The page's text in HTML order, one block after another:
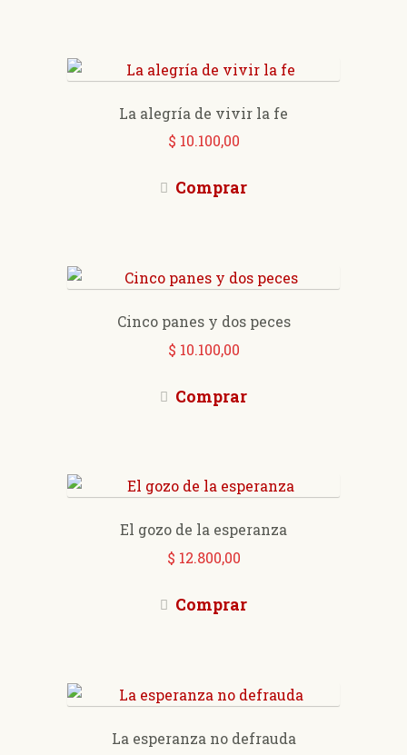
La alegría de vivir la fe
$ 10.100,00
Comprar
Cinco panes y dos peces
$ 10.100,00
Comprar
El gozo de la esperanza
$ 12.800,00
Comprar
La esperanza no defrauda